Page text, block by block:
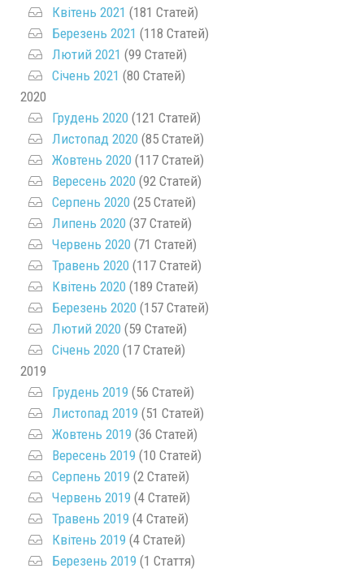
Квітень 2021 (181 Статей)
Березень 2021 (118 Статей)
Лютий 2021 (99 Статей)
Січень 2021 (80 Статей)
2020
Грудень 2020 (121 Статей)
Листопад 2020 (85 Статей)
Жовтень 2020 (117 Статей)
Вересень 2020 (92 Статей)
Серпень 2020 (25 Статей)
Липень 2020 (37 Статей)
Червень 2020 (71 Статей)
Травень 2020 (117 Статей)
Квітень 2020 (189 Статей)
Березень 2020 (157 Статей)
Лютий 2020 (59 Статей)
Січень 2020 (17 Статей)
2019
Грудень 2019 (56 Статей)
Листопад 2019 (51 Статей)
Жовтень 2019 (36 Статей)
Вересень 2019 (10 Статей)
Серпень 2019 (2 Статей)
Червень 2019 (4 Статей)
Травень 2019 (4 Статей)
Квітень 2019 (4 Статей)
Березень 2019 (1 Стаття)